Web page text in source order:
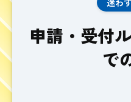
申請・受付
で